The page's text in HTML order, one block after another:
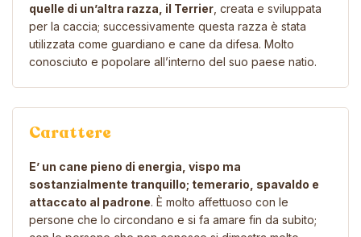
quelle di un’altra razza, il Terrier , creata e sviluppata
per la caccia; successivamente questa razza è stata
utilizzata come guardiano e cane da difesa. Molto
conosciuto e popolare all’interno del suo paese natio.
Carattere
E’ un cane pieno di energia, vispo ma
sostanzialmente tranquillo; temerario, spavaldo e
attaccato al padrone. È molto affettuoso con le
persone che lo circondano e si fa amare fin da subito;